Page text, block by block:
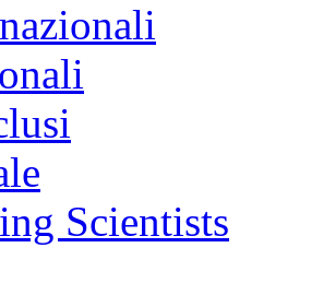
Scientists